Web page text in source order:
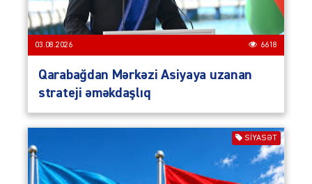
03.08.2026 6618
Qarabağdan Mərkəzi Asiyaya uzanan
strateji əməkdaşlıq
SIYASƏT